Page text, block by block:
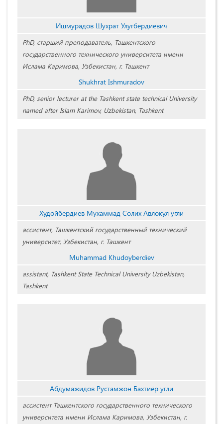
Ишмурадов Шухрат Улугбердиевич
PhD, старший преподаватель, Ташкентского
государственного технического университета имени
Ислама Каримова, Узбекистан, г. Ташкент
Shukhrat Ishmuradov
PhD, senior lecturer at the Tashkent state technical University
named after Islam Karimov, Uzbekistan, Tashkent
Худойбердиев Мухаммад Солих Авлокул угли
ассистент, Ташкентский государственный технический
университет, Узбекистан, г. Ташкент
Muhammad Khudoyberdiev
assistant, Tashkent State Technical University Uzbekistan,
Tashkent
Абдумажидов Рустамжон Бахтиёр угли
ассистент Ташкентского государственного технического
университета имени Ислама Каримова, Узбекистан, г.